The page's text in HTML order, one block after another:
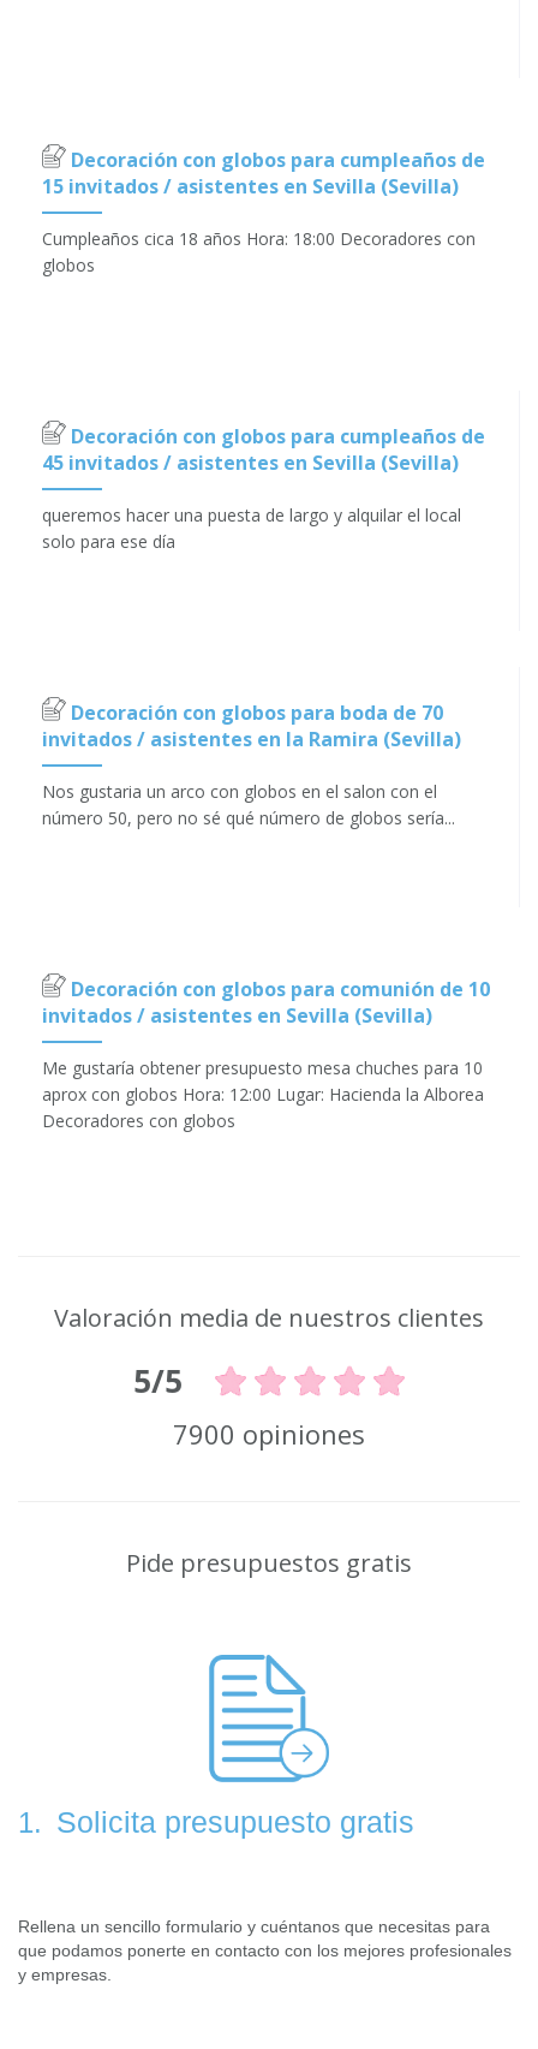
Decoración con globos para cumpleaños de
15 invitados / asistentes en Sevilla (Sevilla)
Cumpleaños cica 18 años Hora: 18:00 Decoradores con
globos
Decoración con globos para cumpleaños de
45 invitados / asistentes en Sevilla (Sevilla)
queremos hacer una puesta de largo y alquilar el local
solo para ese día
Decoración con globos para boda de 70
invitados / asistentes en la Ramira (Sevilla)
Nos gustaria un arco con globos en el salon con el
número 50, pero no sé qué número de globos sería...
Decoración con globos para comunión de 10
invitados / asistentes en Sevilla (Sevilla)
Me gustaría obtener presupuesto mesa chuches para 10
aprox con globos Hora: 12:00 Lugar: Hacienda la Alborea
Decoradores con globos
Valoración media de nuestros clientes
5/5
7900 opiniones
Pide presupuestos gratis
1. Solicita presupuesto gratis
Rellena un sencillo formulario y cuéntanos que necesitas para
que podamos ponerte en contacto con los mejores profesionales
y empresas.